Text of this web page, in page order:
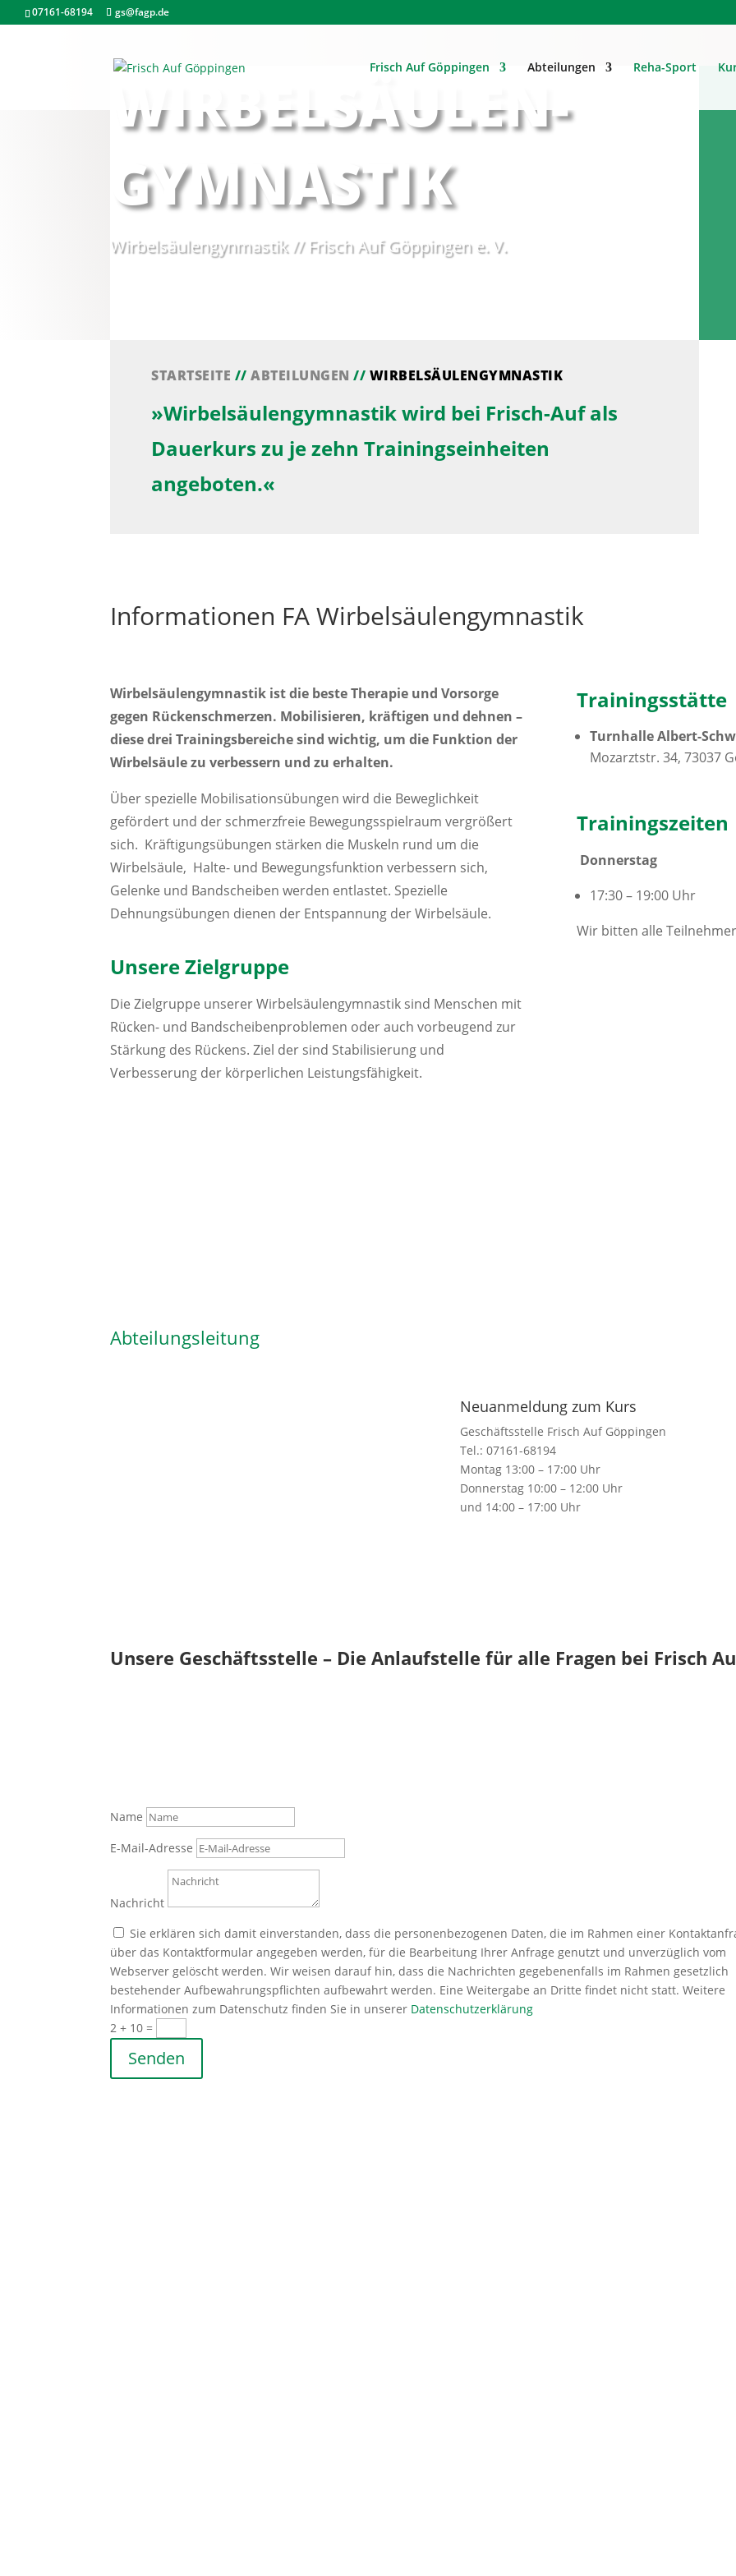
07161-68194 gs@fagp.de
Frisch Auf Göppingen Abteilungen Reha-Sport
WIRBELSÄULEN-
GYMNASTIK
Wirbelsäulengynmastik // Frisch Auf Göppingen e. V.
STARTSEITE // ABTEILUNGEN // WIRBELSÄULENGYMNASTIK
»Wirbelsäulengymnastik wird bei Frisch-Auf als
Dauerkurs zu je zehn Trainingseinheiten
angeboten.«
Informationen FAWirbelsäulengymnastik
Wirbelsäulengymnastik ist die beste Therapie und Vorsorge
gegen Rückenschmerzen. Mobilisieren, kräftigen und dehnen –
diese drei Trainingsbereiche sind wichtig, um die Funktion der
Wirbelsäule zu verbessern und zu erhalten.
Über spezielle Mobilisationsübungen wird die Beweglichkeit
gefördert und der schmerzfreie Bewegungsspielraum vergrößert
sich. Kräftigungsübungen stärken die Muskeln rund um die
Wirbelsäule, Halte- und Bewegungsfunktion verbessern sich,
Gelenke und Bandscheiben werden entlastet. Spezielle
Dehnungsübungen dienen der Entspannung der Wirbelsäule.
Unsere Zielgruppe
Die Zielgruppe unserer Wirbelsäulengymnastik sind Menschen mit
Rücken- und Bandscheibenproblemen oder auch vorbeugend zur
Stärkung des Rückens.Ziel der sind Stabilisierung und
Verbesserung der körperlichen Leistungsfähigkeit.
Trainingsstätte
Turnhalle Albert-
Mozarztstr. 34, 73037
Trainingszeiten
Donnerstag
17:30 – 19:00 Uhr
Wir bitten alle
Abteilungsleitung
Neuanmeldung zum Kurs
Geschäftsstelle Frisch Auf Göppingen
Tel.: 07161-68194
Montag 13:00 – 17:00 Uhr
Donnerstag 10:00 – 12:00 Uhr
und 14:00 – 17:00 Uhr
Unsere Geschäftsstelle – Die Anlaufstelle für alle Fragen bei Frisch
Name
E-Mail-Adresse
Nachricht
Sie erklären sich damit einverstanden, dass die personenbezogenen Daten, die im Rahmen einer
über das Kontaktformular angegeben werden, für die Bearbeitung Ihrer Anfrage genutzt und unverzüglich vom
Webserver gelöscht werden. Wir weisen darauf hin, dass die Nachrichten gegebenenfalls im Rahmen gesetzlich
bestehender Aufbewahrungspflichten aufbewahrt werden. Eine Weitergabe an Dritte findet nicht statt. Weitere
Informationen zum Datenschutz finden Sie in unserer Datenschutzerklärung
2 + 10 =
Senden